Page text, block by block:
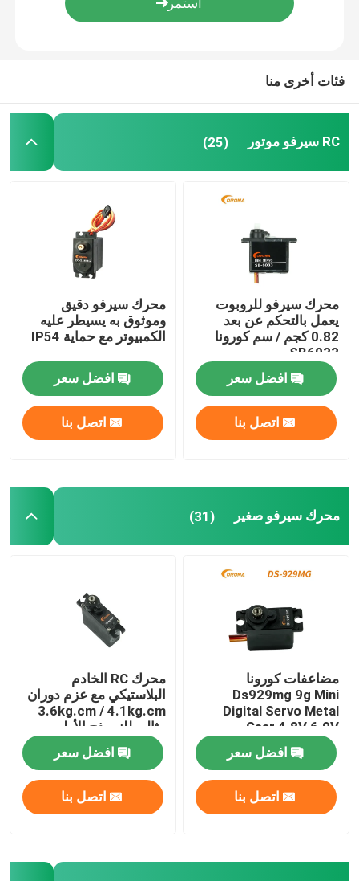
اتصل بنا
محرك سيرفو صغير
محرك سيرفو قياسي
محرك سيرفو متوسط
جهاز استقبال JR DMSS
مستقبل Fasst 2.4 جيجا هرتز
جهاز استقبال DSSS
2.4 جيجاهيرتز استقبال
فئات أخرى منا
RC سيرفو موتور (25)
محرك سيرفو للروبوت
يعمل بالتحكم عن بعد
0.82 كجم / سم كورونا
SB6033
افضل سعر
اتصل بنا
محرك سيرفو دقيق
وموثوق به يسيطر عليه
الكمبيوتر مع حماية IP54
افضل سعر
اتصل بنا
محرك سيرفو صغير (31)
مضاعفات كورونا
Ds929mg 9g Mini
Digital Servo Metal
Gear 4.8V 6.0V
افضل سعر
اتصل بنا
محرك RC الخادم
البلاستيكي مع عزم دوران
3.6kg.cm / 4.1kg.cm
مثالي للنموذج الأولي
افضل سعر
اتصل بنا